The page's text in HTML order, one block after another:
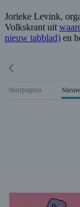
Jorieke Levink,
Volkskrant uit
nieuw tabblad) en